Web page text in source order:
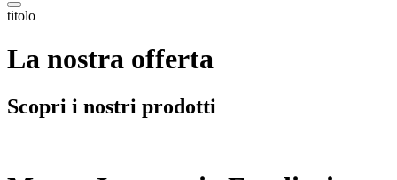
titolo
La nostra offerta
Scopri i nostri prodotti